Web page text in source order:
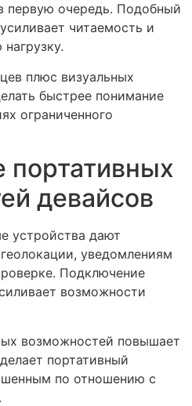
первую очередь. Подобный
читаемость и
плюс визуальных
быстрее понимание
ограниченного
девайсов
устройства дают
уведомлениям
Подключение
возможности
возможностей повышает
портативный
по отношению с